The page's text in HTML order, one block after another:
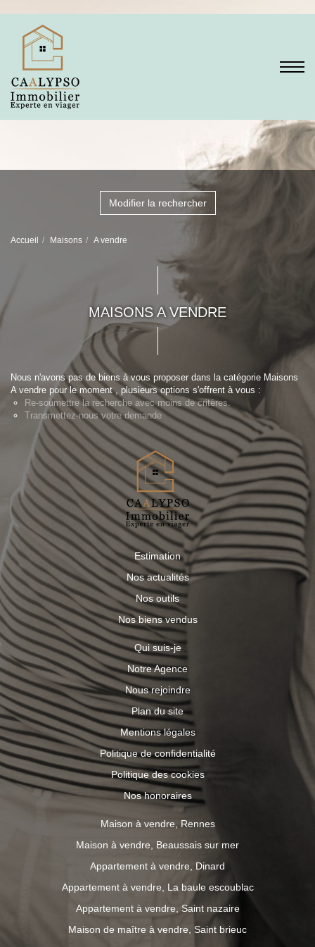
Modifier la rechercher
Accueil Maisons A vendre
MAISONS A VENDRE
Nous n'avons pas de biens à vous proposer dans la catégorie Maisons
A vendre pour le moment , plusieurs options s'offrent à vous :
Re-soumettre la recherche avec moins de critères.
Transmettez-nous votre demande
Estimation
Nos actualités
Nos outils
Nos biens vendus
Qui suis-je
Notre Agence
Nous rejoindre
Plan du site
Mentions légales
Politique de confidentialité
Politique des cookies
Nos honoraires
Maison à vendre, Rennes
Maison à vendre, Beaussais sur mer
Appartement à vendre, Dinard
Appartement à vendre, La baule escoublac
Appartement à vendre, Saint nazaire
Maison de maître à vendre, Saint brieuc